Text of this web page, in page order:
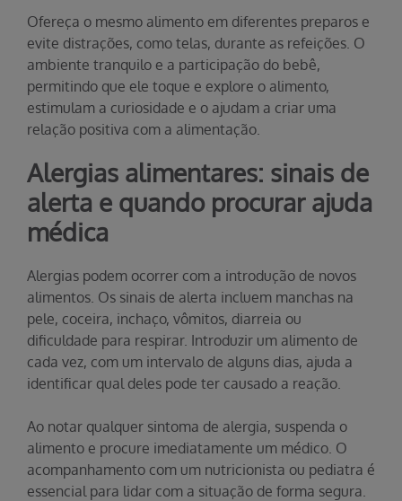
Ofereça o mesmo alimento em diferentes preparos e
evite distrações, como telas, durante as refeições. O
ambiente tranquilo e a participação do bebê,
permitindo que ele toque e explore o alimento,
estimulam a curiosidade e o ajudam a criar uma
relação positiva com a alimentação.
Alergias alimentares: sinais de
alerta e quando procurar ajuda
médica
Alergias podem ocorrer com a introdução de novos
alimentos. Os sinais de alerta incluem manchas na
pele, coceira, inchaço, vômitos, diarreia ou
dificuldade para respirar. Introduzir um alimento de
cada vez, com um intervalo de alguns dias, ajuda a
identificar qual deles pode ter causado a reação.
Ao notar qualquer sintoma de alergia, suspenda o
alimento e procure imediatamente um médico. O
acompanhamento com um nutricionista ou pediatra é
essencial para lidar com a situação de forma segura.